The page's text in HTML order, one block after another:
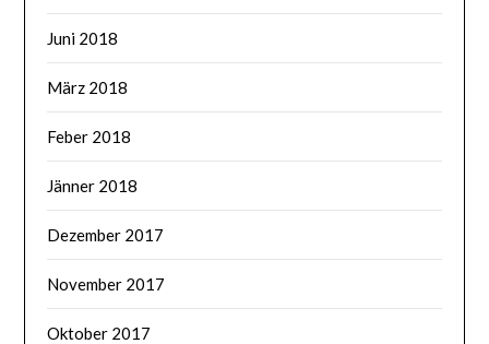
Juni 2018
März 2018
Feber 2018
Jänner 2018
Dezember 2017
November 2017
Oktober 2017